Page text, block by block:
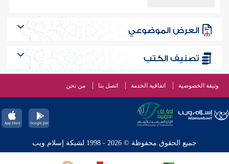
العرض الموضوعي
تصنيف الكتب
وثيقة الخصوصية اتفاقية الخدمة اتصل بنا من نحن
جميع الحقوق محفوظة © 2026 - 1998 لشبكة إسلام ويب